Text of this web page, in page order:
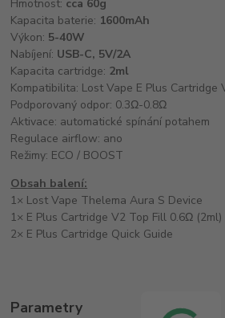
Hmotnost: cca 60g
Kapacita baterie: 1600mAh
Výkon: 5-40W
Nabíjení: USB-C, 5V/2A
Kapacita cartridge: 2ml
Kompatibilita: Lost Vape E Plus Cartridge
Podporovaný odpor: 0.3Ω-0.8Ω
Aktivace: automatické spínání potahem
Regulace airflow: ano
Režimy: ECO / BOOST
Obsah balení:
1× Lost Vape Thelema Aura S Device
1× E Plus Cartridge V2 Top Fill 0.6Ω (2ml)
2× E Plus Cartridge Quick Guide
Parametry